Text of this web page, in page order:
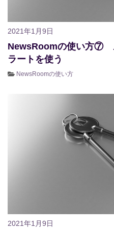
2021年1月9日
NewsRoomの使い方⑦
ラートを使う
NewsRoomの使い方
2021年1月9日